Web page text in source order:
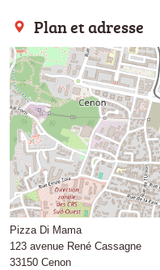
Plan et adresse
Pizza Di Mama
123 avenue René Cassagne
33150 Cenon